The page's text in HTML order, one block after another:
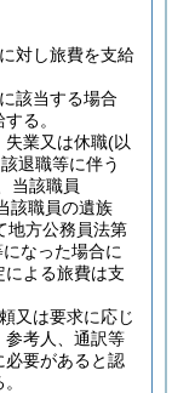
対し旅費を支給
該当する場合
る。
、失業又は休職(以
退職等に伴う
当該職員
該職員の遺族
地方公務員法第
なった場合に
による旅費は支
又は要求に応じ
参考人、通訳等
必要があると認